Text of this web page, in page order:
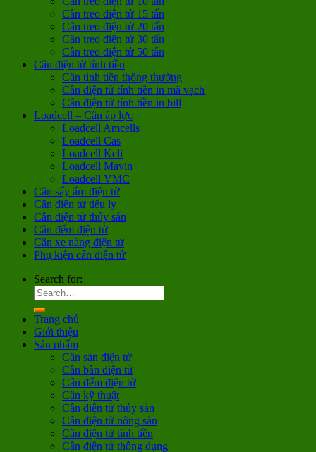
Cân treo điện tử 15 tấn
Cân treo điện tử 20 tấn
Cân treo điện tử 30 tấn
Cân treo điện tử 50 tấn
Cân điện tử tính tiền
Cân tính tiền thông thường
Cân điện tử tính tiền in mã vạch
Cân điện tử tính tiền in bill
Loadcell – Cân áp lực
Loadcell Amcells
Loadcell Cas
Loadcell Keli
Loadcell Mavin
Loadcell VMC
Cân sấy ẩm điện tử
Cân điện tử tiểu ly
Cân điện tử thủy sản
Cân đếm điện tử
Cân xe nâng điện tử
Phụ kiện cân điện tử
Search for:
Trang chủ
Giới thiệu
Sản phẩm
Cân sàn điện tử
Cân bàn điện tử
Cân đếm điện tử
Cân kỹ thuật
Cân điện tử thủy sản
Cân điện tử nông sản
Cân điện tử tính tiền
Cân điện tử thông dụng